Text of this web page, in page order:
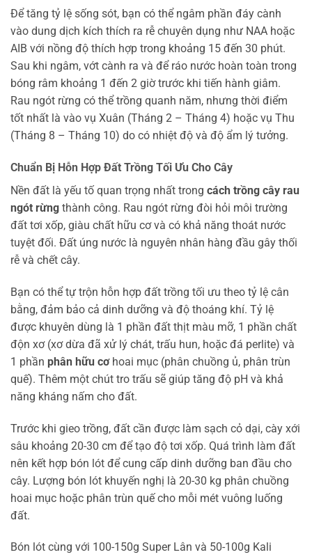
Để tăng tỷ lệ sống sót, bạn có thể ngâm phần đáy cành
vào dung dịch kích thích ra rễ chuyên dụng như NAA hoặc
AIB với nồng độ thích hợp trong khoảng 15 đến 30 phút.
Sau khi ngâm, vớt cành ra và để ráo nước hoàn toàn trong
bóng râm khoảng 1 đến 2 giờ trước khi tiến hành giâm.
Rau ngót rừng có thể trồng quanh năm, nhưng thời điểm
tốt nhất là vào vụ Xuân (Tháng 2 – Tháng 4) hoặc vụ Thu
(Tháng 8 – Tháng 10) do có nhiệt độ và độ ẩm lý tưởng.
Chuẩn Bị Hỗn Hợp Đất Trồng Tối Ưu Cho Cây
Nền đất là yếu tố quan trọng nhất trong cách trồng cây rau
ngót rừng thành công. Rau ngót rừng đòi hỏi môi trường
đất tơi xốp, giàu chất hữu cơ và có khả năng thoát nước
tuyệt đối. Đất úng nước là nguyên nhân hàng đầu gây thối
rễ và chết cây.
Bạn có thể tự trộn hỗn hợp đất trồng tối ưu theo tỷ lệ cân
bằng, đảm bảo cả dinh dưỡng và độ thoáng khí. Tỷ lệ
được khuyên dùng là 1 phần đất thịt màu mỡ, 1 phần chất
độn xơ (xơ dừa đã xử lý chát, trấu hun, hoặc đá perlite) và
1 phần phân hữu cơhoai mục (phân chuồng ủ, phân trùn
quế). Thêm một chút tro trấu sẽ giúp tăng độ pH và khả
năng kháng nấm cho đất.
Trước khi gieo trồng, đất cần được làm sạch cỏ dại, cày xới
sâu khoảng 20-30 cm để tạo độ tơi xốp. Quá trình làm đất
nên kết hợp bón lót để cung cấp dinh dưỡng ban đầu cho
cây. Lượng bón lót khuyến nghị là 20-30 kg phân chuồng
hoai mục hoặc phân trùn quế cho mỗi mét vuông luống
đất.
Bón lót cùng với 100-150g Super Lân và 50-100g Kali